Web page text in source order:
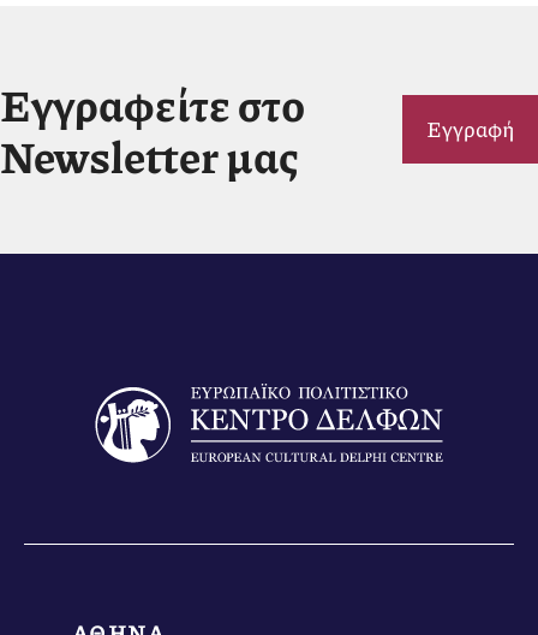
Εγγραφείτε στο
Newsletter μας
Εγγραφή